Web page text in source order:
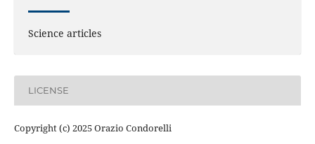
Science articles
LICENSE
Copyright (c) 2025 Orazio Condorelli